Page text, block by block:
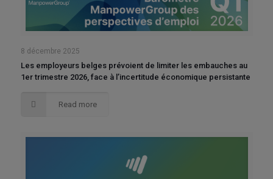
8 décembre 2025
Les employeurs belges prévoient de limiter les embauches au
1er trimestre 2026, face à l’incertitude économique persistante
Read more